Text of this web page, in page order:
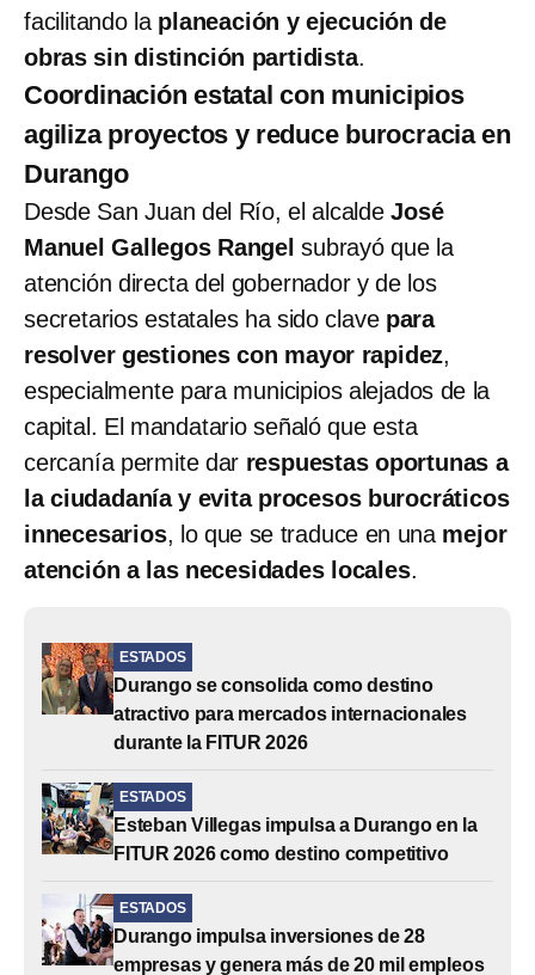
facilitando la planeación y ejecución de
obras sin distinción partidista.
Coordinación estatal con municipios
agiliza proyectos y reduce burocracia en
Durango
Desde San Juan del Río, el alcaldeJosé
Manuel Gallegos Rangel subrayó que la
atención directa del gobernador y de los
secretarios estatales ha sido clave para
resolver gestiones con mayor rapidez,
especialmente para municipios alejados de la
capital. El mandatario señaló que esta
cercanía permite dar respuestas oportunas a
la ciudadanía y evita procesos burocráticos
innecesarios, lo que se traduce en una mejor
atención a las necesidades locales.
ESTADOS
Durango se consolida como destino
atractivo para mercados internacionales
durante la FITUR 2026
ESTADOS
Esteban Villegas impulsa a Durango en la
FITUR 2026 como destino competitivo
ESTADOS
Durango impulsa inversiones de 28
empresas y genera más de 20 mil empleos